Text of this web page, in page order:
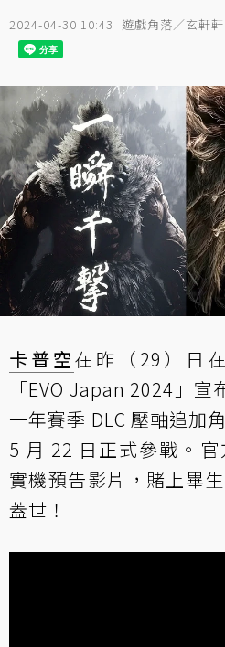
2024-04-30 10:43 遊戲角落／玄軒軒
卡普空在昨（29）日
「EVO Japan 2024」宣
一年賽季 DLC 壓軸追加
5 月 22 日正式參戰。
實機預告影片，賭上畢
蓋世！